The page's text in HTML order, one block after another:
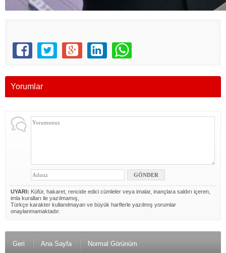
Yorumlar
UYARI: Küfür, hakaret, rencide edici cümleler veya imalar, inançlara saldırı içeren,
imla kuralları ile yazılmamış,
Türkçe karakter kullanılmayan ve büyük harflerle yazılmış yorumlar
onaylanmamaktadır.
Geri Ana Sayfa Normal Görünüm